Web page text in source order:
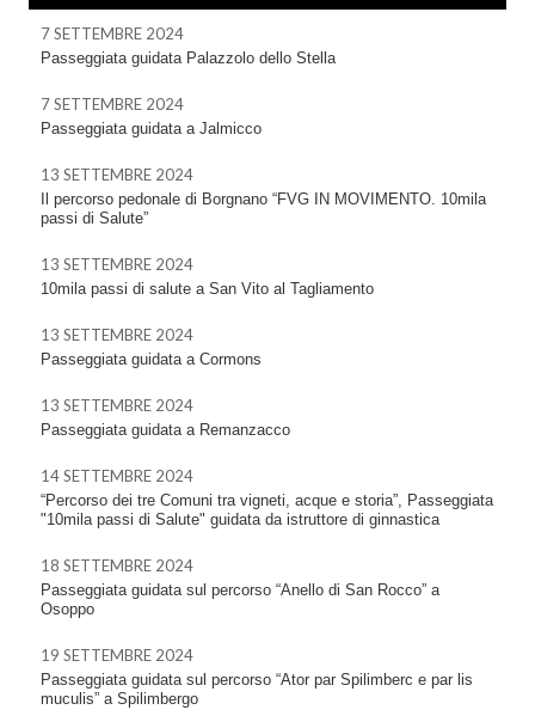
7 SETTEMBRE 2024
Passeggiata guidata Palazzolo dello Stella
7 SETTEMBRE 2024
Passeggiata guidata a Jalmicco
13 SETTEMBRE 2024
Il percorso pedonale di Borgnano “FVG IN MOVIMENTO. 10mila
passi di Salute”
13 SETTEMBRE 2024
10mila passi di salute a San Vito al Tagliamento
13 SETTEMBRE 2024
Passeggiata guidata a Cormons
13 SETTEMBRE 2024
Passeggiata guidata a Remanzacco
14 SETTEMBRE 2024
“Percorso dei tre Comuni tra vigneti, acque e storia”, Passeggiata
"10mila passi di Salute" guidata da istruttore di ginnastica
18 SETTEMBRE 2024
Passeggiata guidata sul percorso “Anello di San Rocco” a
Osoppo
19 SETTEMBRE 2024
Passeggiata guidata sul percorso “Ator par Spilimberc e par lis
muculis” a Spilimbergo